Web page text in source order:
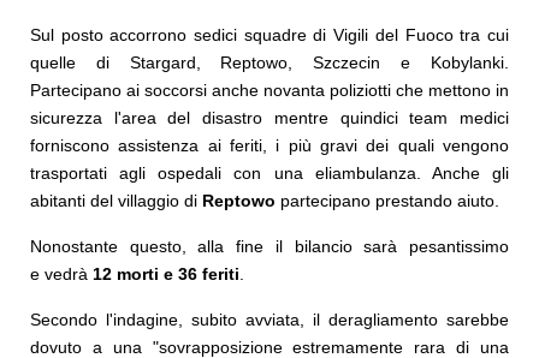
Sul posto accorrono sedici squadre di Vigili del Fuoco tra cui
quelle di Stargard, Reptowo, Szczecin e Kobylanki.
Partecipano ai soccorsi anche novanta poliziotti che mettono in
sicurezza l'area del disastro mentre quindici team medici
forniscono assistenza ai feriti, i più gravi dei quali vengono
trasportati agli ospedali con una eliambulanza. Anche gli
abitanti del villaggio di Reptowo partecipano prestando aiuto.
Nonostante questo, alla fine il bilancio sarà pesantissimo
e vedrà 12 morti e 36 feriti
Secondo l'indagine, subito avviata, il deragliamento sarebbe
dovuto a una "sovrapposizione estremamente rara di una